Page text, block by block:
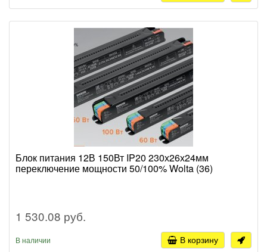
Блок питания 12В 150Вт IP20 230х26х24мм
переключение мощности 50/100% Wolta (36)
1 530.08 руб.
В наличии В корзину